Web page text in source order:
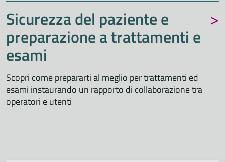
Sicurezza del paziente e
preparazione a trattamenti e
esami
Scopri come prepararti al meglio per trattamenti ed
esami instaurando un rapporto di collaborazione tra
operatori e utenti